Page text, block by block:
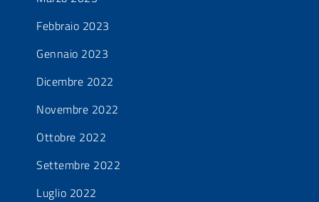
Febbraio 2023
Gennaio 2023
Dicembre 2022
Novembre 2022
Ottobre 2022
Settembre 2022
Luglio 2022